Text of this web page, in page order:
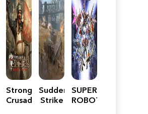
Stronghold
Crusader:
Sudden
Strike
SUPER
ROBOT